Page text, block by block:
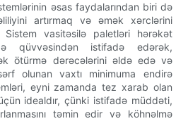
əsas faydalarından biri də
artırmaq və əmək xərclərini
vasitəsilə paletləri hərəkət
qüvvəsindən istifadə edərək,
ötürmə dərəcələrini əldə edə və
olunan vaxtı minimuma endirə
eyni zamanda tez xarab olan
idealdır, çünki istifadə müddəti,
təmin edir və köhnəlmə